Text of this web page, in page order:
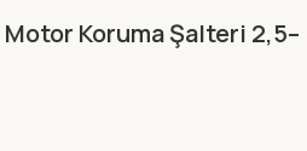
Motor Koruma Şalteri 2,5–